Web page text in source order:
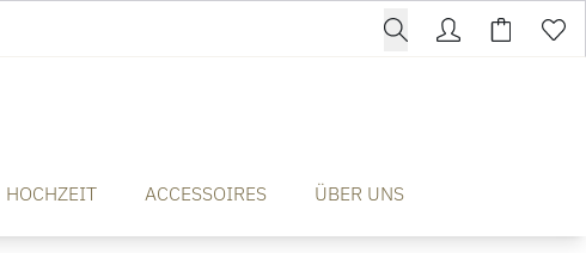
HOCHZEIT ACCESSOIRES ÜBER UNS